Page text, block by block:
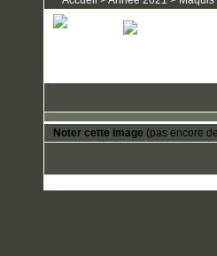
Noter cette image (pas encore